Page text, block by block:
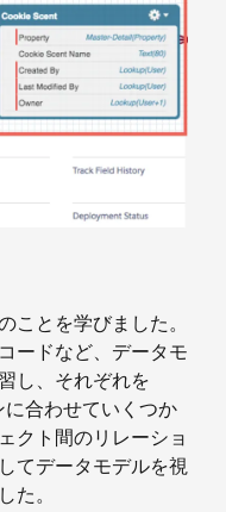
ことを学びました。
ードなど、データモ
し、それぞれを
合わせていくつか
クト間のリレーショ
てデータモデルを視
た。